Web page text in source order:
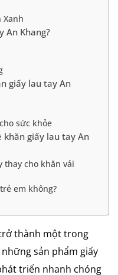
Xanh
An Khang?
giấy lau tay An
sức khỏe
khăn giấy lau tay An
thay cho khăn vải
em không?
thành một trong
sản phẩm giấy
triển nhanh chóng